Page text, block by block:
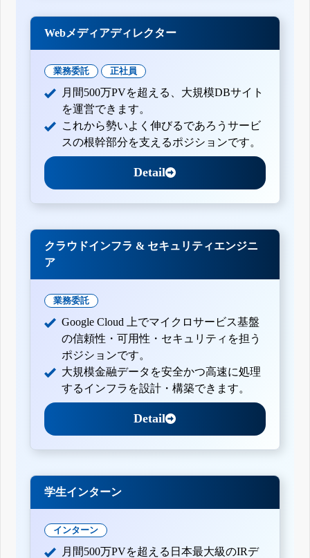
Webメディアディレクター
業務委託 正社員
月間500万PVを超える、大規模DBサイト
を運営できます。
これから勢いよく伸びるであろうサービ
スの根幹部分を支えるポジションです。
Detail
クラウドインフラ & セキュリティエンジニ
ア
業務委託
Google Cloud 上でマイクロサービス基盤
の信頼性・可用性・セキュリティを担う
ポジションです。
大規模金融データを安全かつ高速に処理
するインフラを設計・構築できます。
Detail
学生インターン
インターン
月間500万PVを超える日本最大級のIRデ